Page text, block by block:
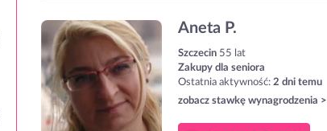
Aneta P.
Szczecin 55 lat
Zakupy dla seniora
Ostatnia aktywność: 2 dni temu
zobacz stawkę wynagrodzenia >